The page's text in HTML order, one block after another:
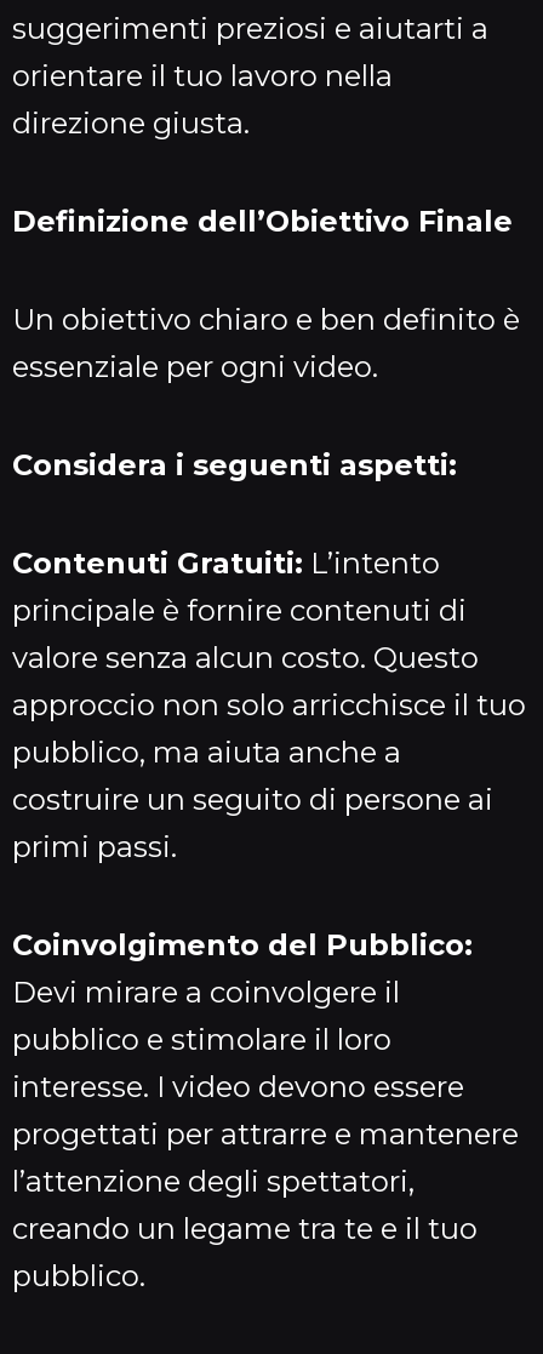
suggerimenti preziosi e aiutarti a
orientare il tuo lavoro nella
direzione giusta.
Definizione dell’Obiettivo Finale
Un obiettivo chiaro e ben definito è
essenziale per ogni video.
Considera i seguenti aspetti:
Contenuti Gratuiti: L’intento
principale è fornire contenuti di
valore senza alcun costo. Questo
approccio non solo arricchisce il tuo
pubblico, ma aiuta anche a
costruire un seguito di persone ai
primi passi.
Coinvolgimento del Pubblico:
Devi mirare a coinvolgere il
pubblico e stimolare il loro
interesse. I video devono essere
progettati per attrarre e mantenere
l’attenzione degli spettatori,
creando un legame tra te e il tuo
pubblico.